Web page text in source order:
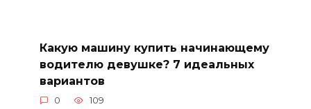
Какую машину купить начинающему
водителю девушке? 7 идеальных
вариантов
0 109